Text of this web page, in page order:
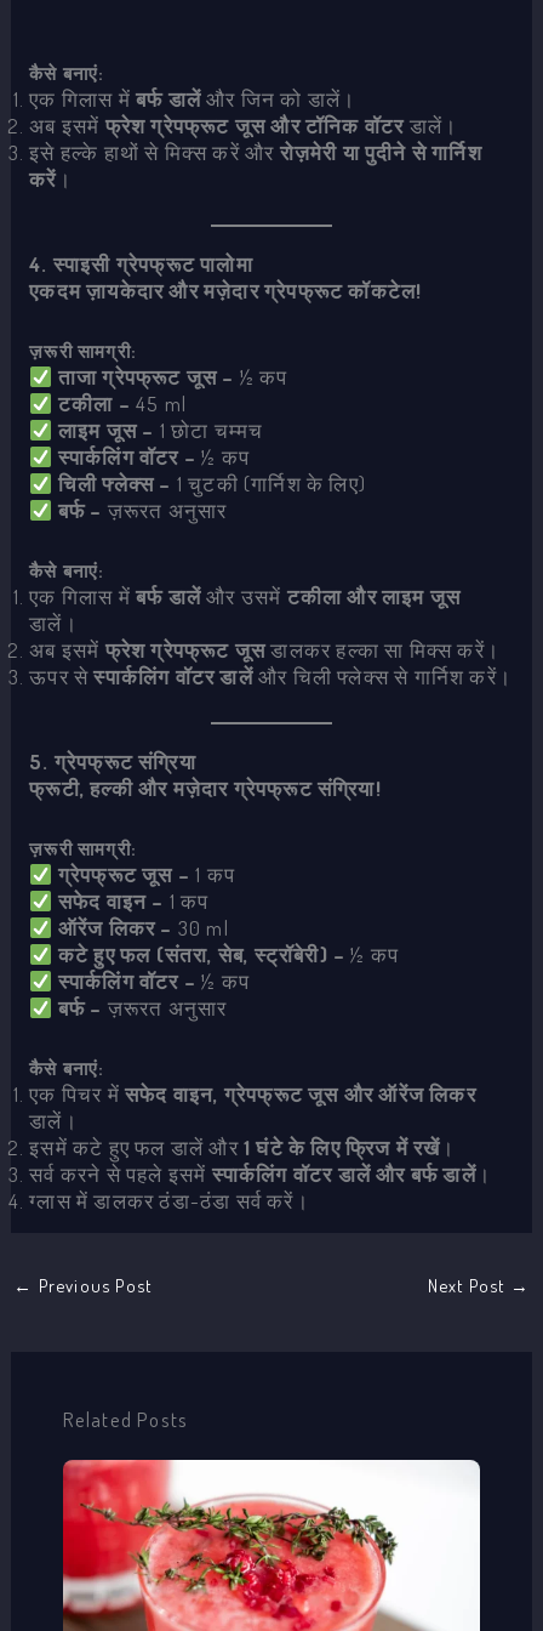
कैसे बनाएं:
एक गिलास में बर्फ डालेंऔर जिन को डालें।
अब इसमें फ्रेश ग्रेपफ्रूट जूस और टॉनिक वॉटरडालें।
इसे हल्के हाथों से मिक्स करें और रोज़मेरी या पुदीने से गार्निश
करें।
4. स्पाइसी ग्रेपफ्रूट पालोमा
एकदम ज़ायकेदार और मज़ेदार ग्रेपफ्रूट कॉकटेल!
ज़रूरी सामग्री:
ताजा ग्रेपफ्रूट जूस – ½ कप
टकीला – 45 ml
लाइम जूस – 1 छोटा चम्मच
स्पार्कलिंग वॉटर – ½ कप
चिली फ्लेक्स – 1 चुटकी (गार्निश के लिए)
बर्फ – ज़रूरत अनुसार
कैसे बनाएं:
एक गिलास में बर्फ डालेंऔर उसमें टकीला और लाइम जूस
डालें।
अब इसमें फ्रेश ग्रेपफ्रूट जूसडालकर हल्का सा मिक्स करें।
ऊपर सेस्पार्कलिंग वॉटर डालेंऔर चिली फ्लेक्स से गार्निश करें।
5. ग्रेपफ्रूट संग्रिया
फ्रूटी, हल्की और मज़ेदार ग्रेपफ्रूट संग्रिया!
ज़रूरी सामग्री:
ग्रेपफ्रूट जूस – 1 कप
सफेद वाइन – 1 कप
ऑरेंज लिकर – 30 ml
कटे हुए फल (संतरा, सेब, स्ट्रॉबेरी) – ½ कप
स्पार्कलिंग वॉटर – ½ कप
बर्फ – ज़रूरत अनुसार
कैसे बनाएं:
एक पिचर में सफेद वाइन, ग्रेपफ्रूट जूस और ऑरेंज लिकर
डालें।
इसमें कटे हुए फल डालें और1 घंटे के लिए फ्रिज में रखें ।
सर्व करने से पहले इसमें स्पार्कलिंग वॉटर डालें और बर्फ डालें।
ग्लास में डालकर ठंडा-ठंडा सर्व करें।
← Previous Post Next Post →
Related Posts